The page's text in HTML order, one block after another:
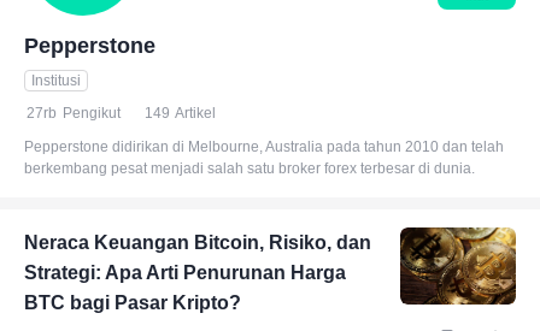
Pepperstone
Institusi
27rb Pengikut 149 Artikel
Pepperstone didirikan di Melbourne, Australia pada tahun 2010 dan telah
berkembang pesat menjadi salah satu broker forex terbesar di dunia.
Neraca Keuangan Bitcoin, Risiko, dan
Strategi: Apa Arti Penurunan Harga
BTC bagi Pasar Kripto?